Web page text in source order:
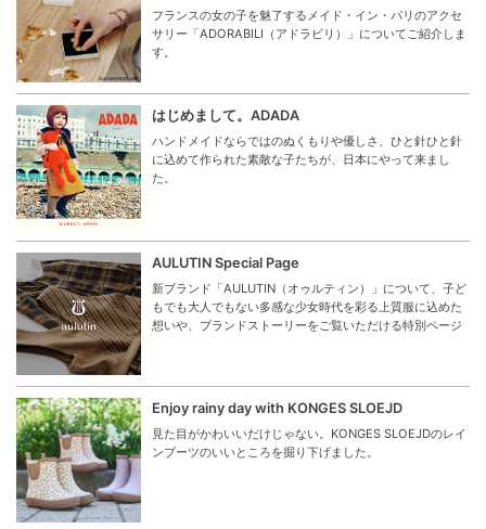
フランスの女の子を魅了するメイド・イン・パリのアクセ
サリー「ADORABILI（アドラビリ）」についてご紹介しま
す。
はじめまして。ADADA
ハンドメイドならではのぬくもりや優しさ、ひと針ひと針
に込めて作られた素敵な子たちが、日本にやって来まし
た。
AULUTIN Special Page
新ブランド「AULUTIN（オゥルティン）」について、子ど
もでも大人でもない多感な少女時代を彩る上質服に込めた
想いや、ブランドストーリーをご覧いただける特別ページ
Enjoy rainy day with KONGES SLOEJD
見た目がかわいいだけじゃない。KONGES SLOEJDのレイ
ンブーツのいいところを掘り下げました。